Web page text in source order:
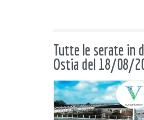
Tutte le serate in
Ostia del 18/08/